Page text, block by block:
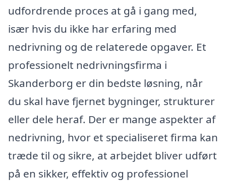
udfordrende proces at gå i gang med,
især hvis du ikke har erfaring med
nedrivning og de relaterede opgaver. Et
professionelt nedrivningsfirma i
Skanderborg er din bedste løsning, når
du skal have fjernet bygninger, strukturer
eller dele heraf. Der er mange aspekter af
nedrivning, hvor et specialiseret firma kan
træde til og sikre, at arbejdet bliver udført
på en sikker, effektiv og professionel